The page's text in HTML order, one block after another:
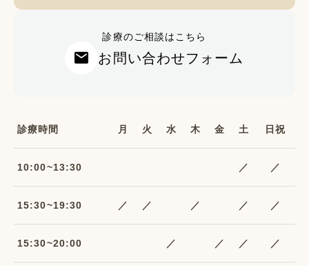
診療のご相談はこちら
mail お問い合わせフォーム
診療時間 月 火 水 木 金 土 日祝
10:00~13:30 ／ ／
15:30~19:30 ／ ／ ／ ／ ／
15:30~20:00 ／ ／ ／ ／